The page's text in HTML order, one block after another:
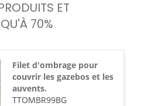
ET
70%
Filet d'ombrage pour
couvrir les gazebos et les
auvents.
TTOMBR99BG